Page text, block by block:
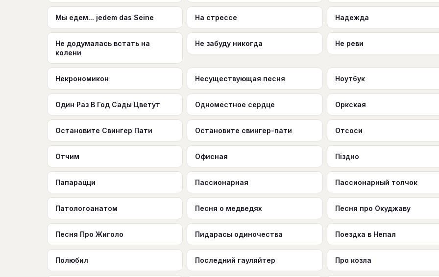
Мы едем... jedem das Seine На стрессе Надежда
Не додумалась встать на
колени
Не забуду никогда Не реви
Некрономикон Несуществующая песня Ноутбук
Один Раз В Год Сады Цветут Одноместное сердце Оркская
Остановите Свингер Пати Остановите свингер-пати Отсоси
Отчим Офисная Пiздно
Папарацци Пассионарная Пассионарный толчок
Патологоанатом Песня о медведях Песня про Окуджаву
Песня Про Жиголо Пидарасы одиночества Поездка в Непал
Полюбил Последний гауляйтер Про козла